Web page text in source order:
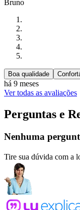
Bruno
Boa qualidade
há 9 meses
Ver todas as avaliações
Perguntas e
Nenhuma
Tire sua dúvida com a